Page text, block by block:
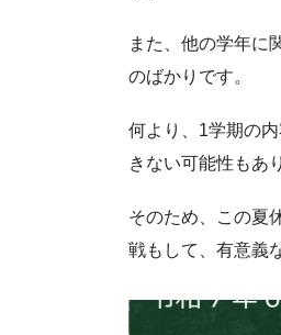
また、他の学年に
のばかりです。
何より、1学期の
きない可能性もあ
そのため、この夏
戦もして、有意義